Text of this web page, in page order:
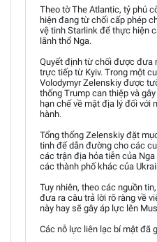
Theo tờ The Atlantic, tỷ phú
hiện đang từ chối cấp phép
vệ tinh Starlink để thực hiện
lãnh thổ Nga.
Quyết định từ chối được đưa
trực tiếp từ Kyiv. Trong một
Volodymyr Zelenskiy được
thống Trump can thiệp và
hạn chế về mặt địa lý đối với
hành.
Tổng thống Zelenskiy đặt
tinh để dẫn đường cho các
các trận địa hỏa tiễn của
các thành phố khác của
Tuy nhiên, theo các nguồn
đưa ra câu trả lời rõ ràng về
này hay sẽ gây áp lực lên
Các nỗ lực liên lạc bí mật đã